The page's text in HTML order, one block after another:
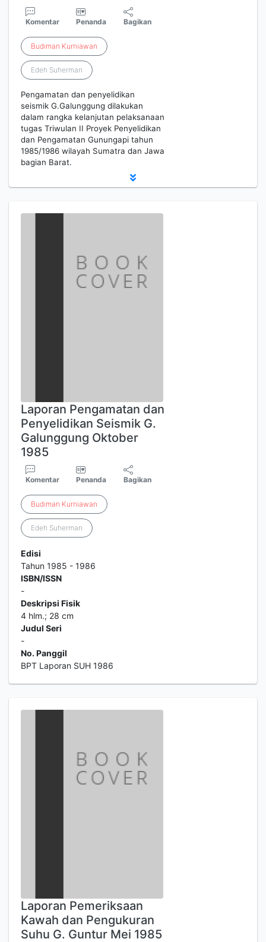
Komentar Penanda Bagikan
Budiman Kurniawan
Edeh Suherman
Pengamatan dan penyelidikan
seismik G.Galunggung dilakukan
dalam rangka kelanjutan pelaksanaan
tugas Triwulan II Proyek Penyelidikan
dan Pengamatan Gunungapi tahun
1985/1986 wilayah Sumatra dan Jawa
bagian Barat.
Laporan Pengamatan dan
Penyelidikan Seismik G.
Galunggung Oktober
1985
Komentar Penanda Bagikan
Budiman Kurniawan
Edeh Suherman
Edisi
Tahun 1985 - 1986
ISBN/ISSN
-
Deskripsi Fisik
4 hlm.; 28 cm
Judul Seri
-
No. Panggil
BPT Laporan SUH 1986
Laporan Pemeriksaan
Kawah dan Pengukuran
Suhu G. Guntur Mei 1985